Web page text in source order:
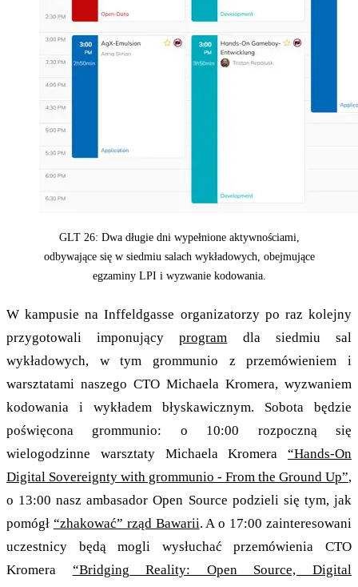
GLT 26: Dwa długie dni wypełnione aktywnościami,
odbywające się w siedmiu salach wykładowych, obejmujące
egzaminy LPI i wyzwanie kodowania.
W kampusie na Inffeldgasse organizatorzy po raz kolejny
przygotowali imponującyprogram dla siedmiu sal
wykładowych, w tym grommunio z przemówieniem i
warsztatami naszego CTO Michaela Kromera, wyzwaniem
kodowania i wykładem błyskawicznym. Sobota będzie
poświęcona grommunio: o 10:00 rozpoczną się
wielogodzinne warsztaty Michaela Kromera “Hands-On
Digital Sovereignty with grommunio - From the Ground Up”,
o 13:00 nasz ambasador Open Source podzieli się tym, jak
pomógł “zhakować” rząd Bawarii. A o 17:00 zainteresowani
uczestnicy będą mogli wysłuchać przemówienia CTO
Kromera “Bridging Reality: Open Source, Digital